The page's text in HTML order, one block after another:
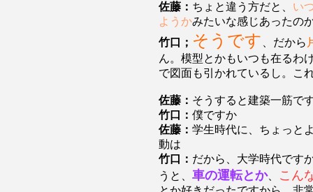
佐藤： ちょと違う方だと、 い
ようかみたいな感じあったの
竹口； そうです 、だから
ん。模型とかもいつも在るわ
で図面も引かれているし。こ
佐藤： そうすると建築一筋で
竹口： 僕ですか
佐藤： 学生時代に、ちょっと
動は
竹口： だから、大学時代です
うと、 車の運転とか、 こん